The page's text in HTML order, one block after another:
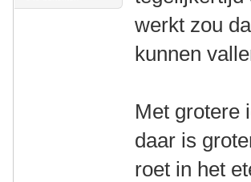
werkt zou
kunnen
Met grotere
daar is
roet in het